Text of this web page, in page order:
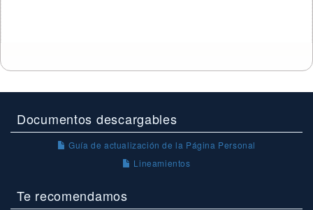
Documentos descargables
Guía de actualización de la Página Personal
Lineamientos
Te recomendamos